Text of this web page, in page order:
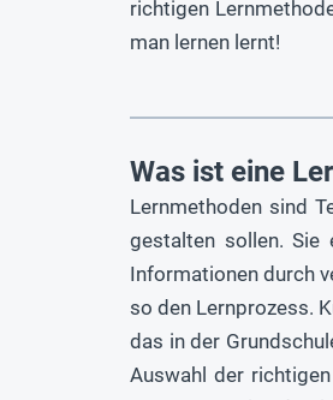
richtigen
man lernen lernt!
Was ist eine
Lernmethoden sind
gestalten sollen. Sie
Informationen durch
so den Lernprozess.
das in der
Auswahl der